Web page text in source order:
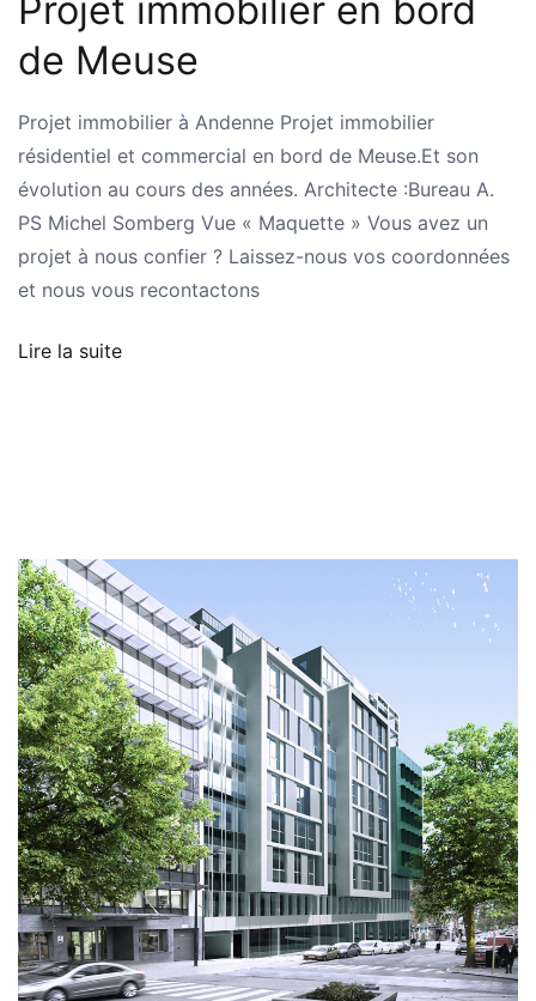
Projet immobilier en bord
de Meuse
Projet immobilier à Andenne Projet immobilier
résidentiel et commercial en bord de Meuse.Et son
évolution au cours des années. Architecte :Bureau A.
PS Michel Somberg Vue « Maquette » Vous avez un
projet à nous confier ? Laissez-nous vos coordonnées
et nous vous recontactons
Lire la suite